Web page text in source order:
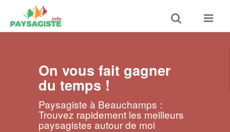
Toggle
search
Toggle
On vous fait gagner
du temps !
Paysagiste à Beauchamps :
Trouvez rapidement les meilleurs
paysagistes autour de moi